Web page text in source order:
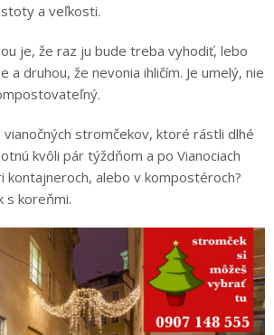
a veľkosti.
je, že raz ju bude treba vyhodiť, lebo
a druhou, že nevonia ihličím. Je umelý, nie
stromčekov, ktoré rástli dlhé
kvôli pár týždňom a po Vianociach
kontajneroch, alebo v kompostéroch?
s koreňmi.